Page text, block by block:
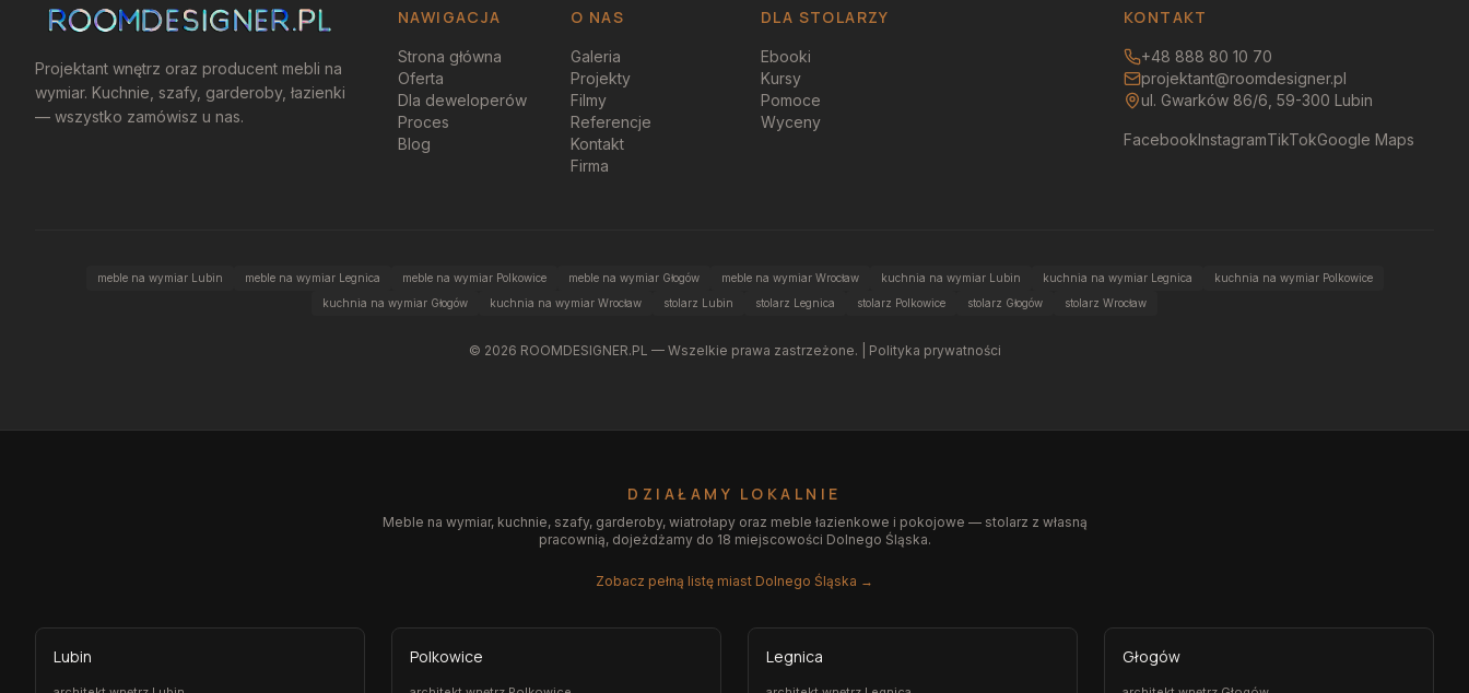
Projektant wnętrz oraz producent mebli na
wymiar. Kuchnie, szafy, garderoby, łazienki
— wszystko zamówisz u nas.
NAWIGACJA O NAS
Strona główna
Oferta
Dla deweloperów
Proces
Blog
Galeria
Projekty
Filmy
Referencje
Kontakt
Firma
DLA STOLARZY
Ebooki
Kursy
Pomoce
Wyceny
KONTAKT
+48 888 80 10 70
projektant@roomdesigner.pl
ul. Gwarków 86/6, 59-300 Lubin
FacebookInstagramTikTokGoogle Maps
meble na wymiar Lubin meble na wymiar Legnica meble na wymiar Polkowice meble na wymiar Głogów meble na wymiar Wrocław kuchnia na wymiar Lubin kuchnia na wymiar Legnica
kuchnia na wymiar Polkowice
kuchnia na wymiar Głogów
kuchnia na wymiar Wrocław stolarz Lubin stolarz Legnica stolarz Polkowice stolarz Głogów stolarz Wrocław
© 2026 ROOMDESIGNER.PL — Wszelkie prawa zastrzeżone. | Polityka prywatności
DZIAŁAMY LOKALNIE
Meble na wymiar, kuchnie, szafy, garderoby, wiatrołapy oraz meble łazienkowe i pokojowe — stolarz z własną
pracownią, dojeżdżamy do 18 miejscowości Dolnego Śląska.
Zobacz pełną listę miast Dolnego Śląska →
Lubin Polkowice Legnica Głogów